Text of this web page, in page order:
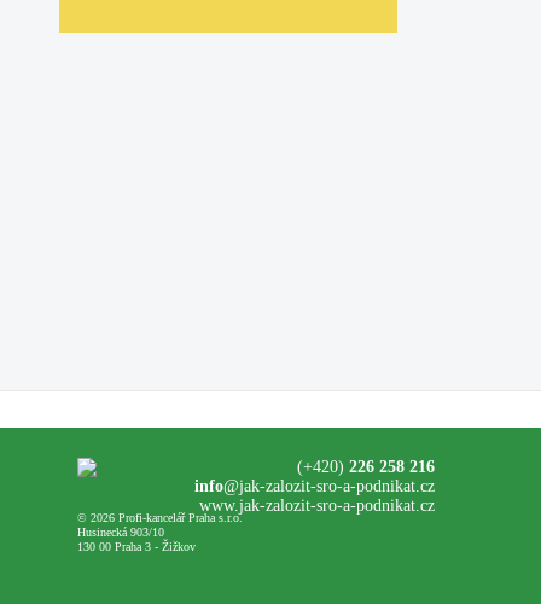
© 2026 Profi-kancelář Praha s.r.o.
Husinecká 903/10
130 00 Praha 3 - Žižkov
(+420) 226 258 216
info@jak-zalozit-sro-a-podnikat.cz
www.jak-zalozit-sro-a-podnikat.cz